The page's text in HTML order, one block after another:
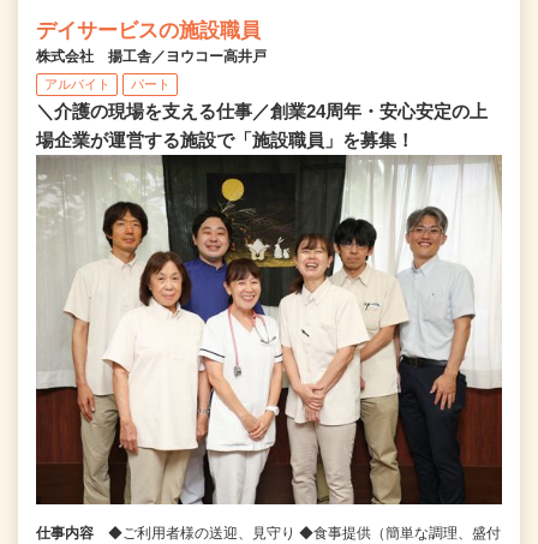
デイサービスの施設職員
株式会社 揚工舎／ヨウコー高井戸
アルバイト パート
＼介護の現場を支える仕事／創業24周年・安心安定の上
場企業が運営する施設で「施設職員」を募集！
仕事内容
◆ご利用者様の送迎、見守り ◆食事提供（簡単な調理、盛付